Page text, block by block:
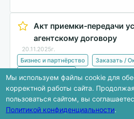
Акт приемки-передачи
агентскому договору
20.11.2025г.
Бизнес и партнёрство
Заказать /
Скачать
Мы используем файлы cookie для
корректной работы сайта. Продолжая
пользоваться сайтом, вы
Политикой конфиденциальности.